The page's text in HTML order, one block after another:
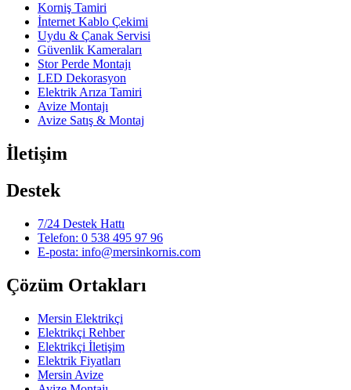
Korniş Tamiri
İnternet Kablo Çekimi
Uydu & Çanak Servisi
Güvenlik Kameraları
Stor Perde Montajı
LED Dekorasyon
Elektrik Arıza Tamiri
Avize Montajı
Avize Satış & Montaj
İletişim
Destek
7/24 Destek Hattı
Telefon: 0 538 495 97 96
E-posta: info@mersinkornis.com
Çözüm Ortakları
Mersin Elektrikçi
Elektrikçi Rehber
Elektrikçi İletişim
Elektrik Fiyatları
Mersin Avize